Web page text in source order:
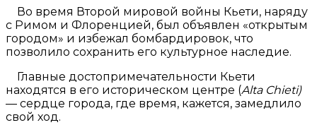
Во время Второй мировой войны Кьети, наряду
с Римом и Флоренцией, был объявлен «открытым
городом» и избежал бомбардировок, что
позволило сохранить его культурное наследие.
Главные достопримечательности Кьети
находятся в его историческом центре (Alta Chieti)
— сердце города, где время, кажется, замедлило
свой ход.